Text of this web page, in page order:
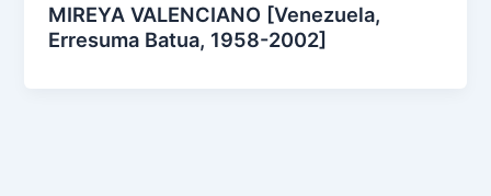
MIREYA VALENCIANO [Venezuela,
Erresuma Batua, 1958-2002]